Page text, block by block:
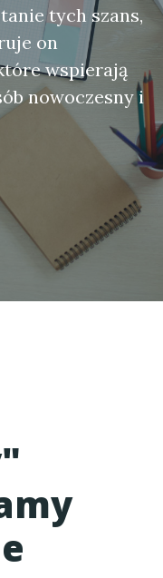
tych szans,
on
wspierają
nowoczesny i